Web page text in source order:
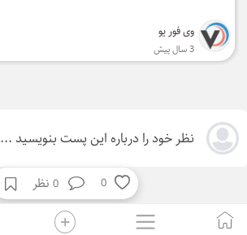
0
0 نظر
وی فور یو
3 سال پیش
نظر خود را درباره این پست بنویسید ...